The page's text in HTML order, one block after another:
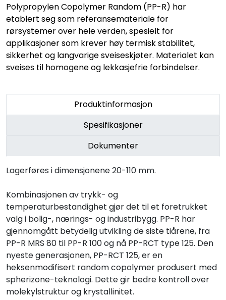
Polypropylen Copolymer Random (PP-R) har
etablert seg som referansemateriale for
rørsystemer over hele verden, spesielt for
applikasjoner som krever høy termisk stabilitet,
sikkerhet og langvarige sveiseskjøter. Materialet kan
sveises til homogene og lekkasjefrie forbindelser.
Produktinformasjon
Spesifikasjoner
Dokumenter
Lagerføres i dimensjonene 20-110 mm.
Kombinasjonen av trykk- og
temperaturbestandighet gjør det til et foretrukket
valg i bolig-, nærings- og industribygg. PP-R har
gjennomgått betydelig utvikling de siste tiårene, fra
PP-R MRS 80 til PP-R 100 og nå PP-RCT type 125. Den
nyeste generasjonen, PP-RCT 125, er en
heksenmodifisert random copolymer produsert med
spherizone-teknologi. Dette gir bedre kontroll over
molekylstruktur og krystallinitet.